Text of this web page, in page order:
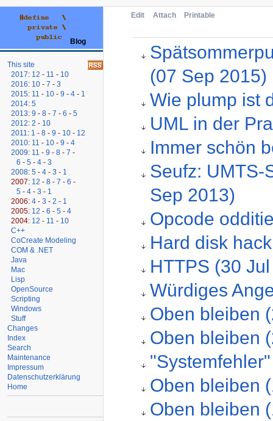
Edit Attach Printable
(07 Sep 2015)
Wie plump ist
UML in der
Immer schön
Seufz: UMTS-
Sep 2013)
Opcode
Hard disk
HTTPS (30
Würdiges
Oben bleiben
Oben bleiben
Oben bleiben
Oben bleiben
Blog
This site
2017: 12 - 11 - 10
2016: 10 -7 -3
2015: 11 - 10 -9 -4 - 1
2014:5
2013:9 -8 -7 -6 -5
2012:2 - 10
2011 : 1 -8 -9 - 10 - 12
2010: 11 - 10 -9 -4
2009: 11 -9 -8 -7 -
6 -5 -4 -3
2008:5 -4 -3 - 1
2007: 12 -8 -7 -6 -
5 -4 -3 - 1
2006:4 -3 -2 - 1
2005: 12 -6 -5 -4
2004: 12 - 11 - 10
C++
CoCreate Modeling
COM & .NET
Java
Mac
Lisp
OpenSource
Scripting
Windows
Stuff
Changes
Index
Search
Maintenance
Impressum
Datenschutzerklärung
Home